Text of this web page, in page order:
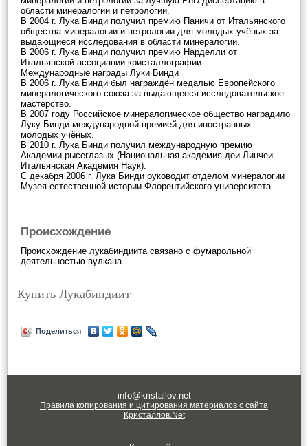
области минералогии и петрологии.
В 2004 г. Лука Бинди получил премию Паничи от Итальянского
общества минералогии и петрологии для молодых учёных за
выдающиеся исследования в области минералогии.
В 2006 г. Лука Бинди получил премию Нарделли от
Итальянской ассоциации кристаллографии.
Международные награды Луки Бинди
В 2006 г. Лука Бинди был награждён медалью Европейского
минералогического союза за выдающееся исследовательское
мастерство.
В 2007 году Российское минералогическое общество наградило
Луку Бинди международной премией для иностранных
молодых учёных.
В 2010 г. Лука Бинди получил международную премию
Академии рысеглазых (Национальная академия деи Линчеи –
Итальянская Академия Наук).
С декабря 2006 г. Лука Бинди руководит отделом минералогии
Музея естественной истории Флорентийского университета.
Происхождение
Происхождение лукабиндиита связано с фумарольной
деятельностью вулкана.
Купить Лукабиндиит
Поделиться
info@kristallov.net
Правила копирования и цитирования материалов с сайта
Кристаллов.Net